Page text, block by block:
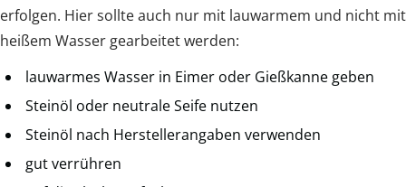
erfolgen. Hier sollte auch nur mit lauwarmem und nicht mit
heißem Wasser gearbeitet werden:
lauwarmes Wasser in Eimer oder Gießkanne geben
Steinöl oder neutrale Seife nutzen
Steinöl nach Herstellerangaben verwenden
gut verrühren